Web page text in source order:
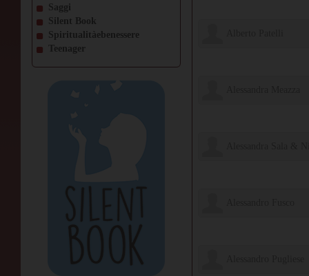
Saggi
Silent Book
Spiritualitàebenessere
Teenager